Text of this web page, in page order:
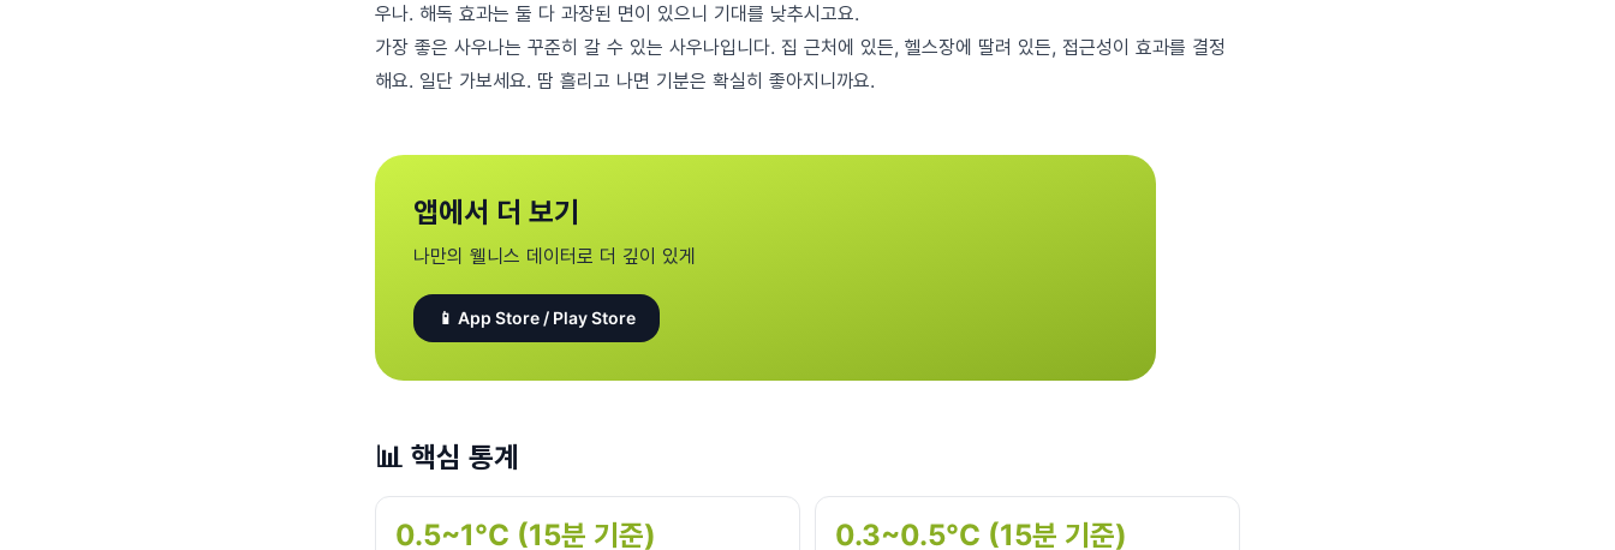
우나. 해독 효과는 둘 다 과장된 면이 있으니 기대를 낮추시고요.
가장 좋은 사우나는 꾸준히 갈 수 있는 사우나입니다. 집 근처에 있든, 헬스장에 딸려 있든, 접근성이 효과를 결정
해요. 일단 가보세요. 땀 흘리고 나면 기분은 확실히 좋아지니까요.
앱에서 더 보기
나만의 웰니스 데이터로 더 깊이 있게
📱 App Store / Play Store
📊 핵심 통계
0.5~1°C (15분 기준) 0.3~0.5°C (15분 기준)